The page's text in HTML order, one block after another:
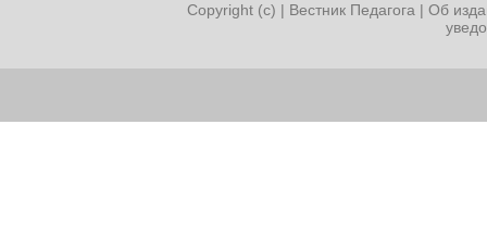
Copyright (c) | Вестник Педагога | Об